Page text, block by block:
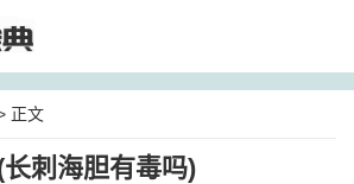
正文
刺海胆有毒吗)